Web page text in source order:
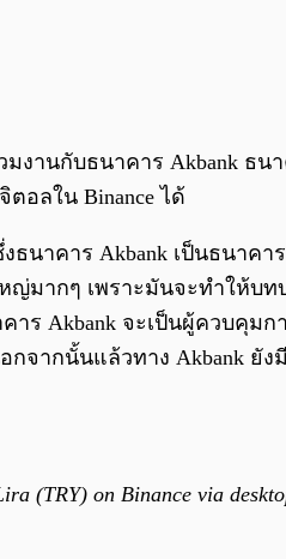
มงานกับธนาคาร Akbank ธ
ตอลใน Binance ได้
าคาร Akbank เป็นธนาค
ากๆ เพราะมันจะทำให้บท
ร Akbank จะเป็นผู้ควบคุม
จากนั้นแล้วทาง Akbank ยั
(TRY) on Binance via